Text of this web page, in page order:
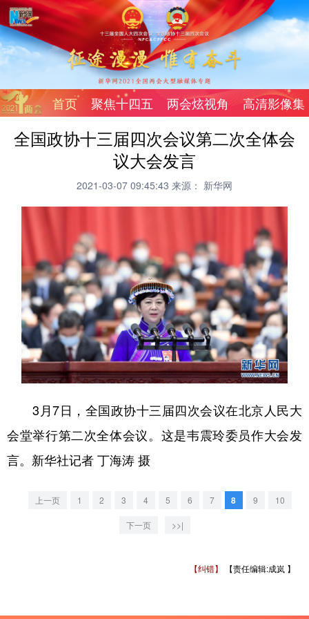
首页 聚焦十四五 两会炫视角 高清影像集
全国政协十三届四次会议第二次全体会
议大会发言
2021-03-07 09:45:43 来源： 新华网
3月7日，全国政协十三届四次会议在北京人民大
会堂举行第二次全体会议。这是韦震玲委员作大会发
言。新华社记者 丁海涛 摄
上一页 1 2 3 4 5 6 7 8 9 10
下一页 >>|
【纠错】 【责任编辑:成岚 】